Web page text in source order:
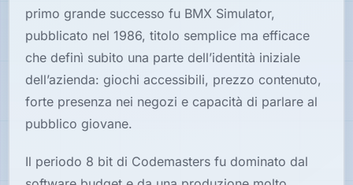
PIATTAFORME
Tutte
le
piattaforme
Console
primo grande successo fu BMX Simulator,
pubblicato nel 1986, titolo semplice ma efficace
che definì subito una parte dell’identità iniziale
dell’azienda: giochi accessibili, prezzo contenuto,
forte presenza nei negozi e capacità di parlare al
pubblico giovane.
Il periodo 8 bit di Codemasters fu dominato dal